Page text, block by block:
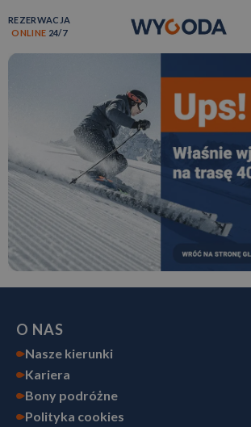
REZERWACJA
ONLINE 24/7
O NAS
Nasze kierunki
Kariera
Bony podróżne
Polityka cookies